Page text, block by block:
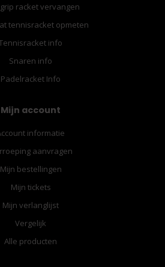
racket vervangen
tennisracket opmeten
info
Snaren info
Padelracket Info
Mijn account
informatie
aanvragen
Mijn bestellingen
Mijn tickets
Mijn verlanglijst
Vergelijk
Alle producten